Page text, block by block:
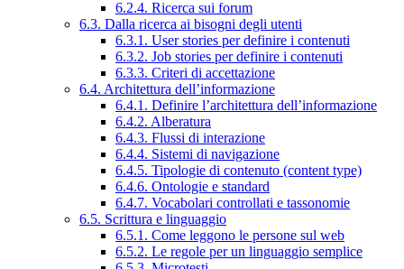
6.2.4. Ricerca sui forum
6.3. Dalla ricerca ai bisogni degli utenti
6.3.1. User stories per definire i contenuti
6.3.2. Job stories per definire i contenuti
6.3.3. Criteri di accettazione
6.4. Architettura dell’informazione
6.4.1. Definire l’architettura dell’informazione
6.4.2. Alberatura
6.4.3. Flussi di interazione
6.4.4. Sistemi di navigazione
6.4.5. Tipologie di contenuto (content type)
6.4.6. Ontologie e standard
6.4.7. Vocabolari controllati e tassonomie
6.5. Scrittura e linguaggio
6.5.1. Come leggono le persone sul web
6.5.2. Le regole per un linguaggio semplice